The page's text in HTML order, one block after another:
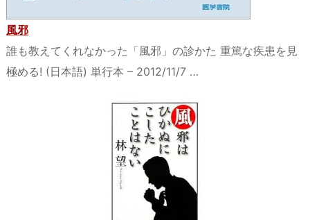
風邪
誰も教えてくれなかった「風邪」の診かた 重篤な疾患を見
極める! (日本語) 単行本 – 2012/11/7 …